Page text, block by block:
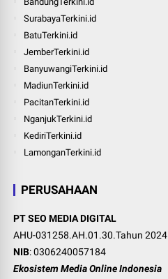
SurabayaTerkini.id
BatuTerkini.id
JemberTerkini.id
BanyuwangiTerkini.id
MadiunTerkini.id
PacitanTerkini.id
NganjukTerkini.id
KediriTerkini.id
LamonganTerkini.id
PERUSAHAAN
PT SEO MEDIA DIGITAL
AHU-031258.AH.01.30.Tahun 2024
NIB: 0306240057184
Ekosistem Media Online Indonesia